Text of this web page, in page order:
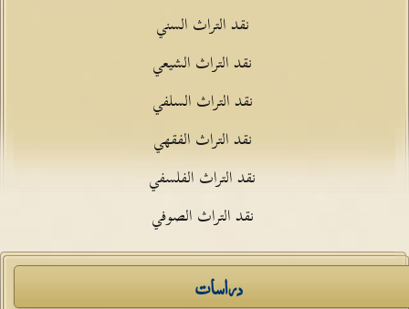
نقد التراث السني
نقد التراث الشيعي
نقد التراث السلفي
نقد التراث الفقهي
نقد التراث الفلسفي
نقد التراث الصوفي
دراسات